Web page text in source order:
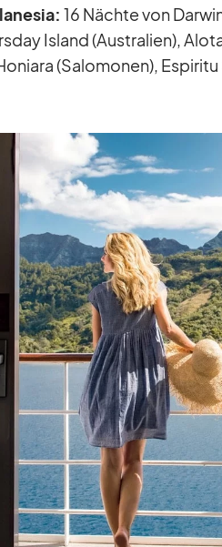
16 Nächte von
Is­land (Aus­tra­lien),
(Sa­lo­mo­nen),